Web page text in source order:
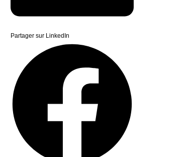
Partager sur LinkedIn